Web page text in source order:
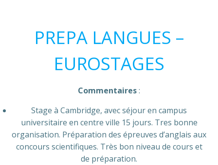
PREPA LANGUES –
EUROSTAGES
Commentaires:
Stage à Cambridge, avec séjour en campus
universitaire en centre ville 15 jours. Tres bonne
organisation. Préparation des épreuves d’anglais aux
concours scientifiques. Très bon niveau de cours et
de préparation.